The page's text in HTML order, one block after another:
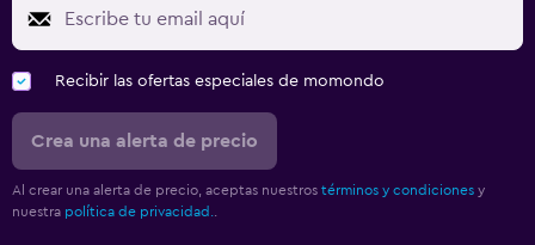
Recibir las ofertas especiales de momondo
Crea una alerta de precio
Al crear una alerta de precio, aceptas nuestros términos y condiciones y
nuestra política de privacidad.